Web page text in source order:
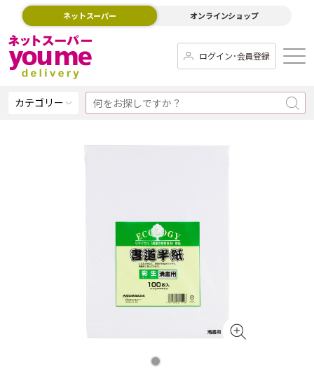
ネットスーパー オンラインショップ
ログイン･会員登録
カテゴリー